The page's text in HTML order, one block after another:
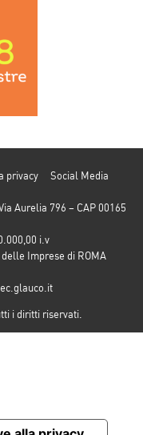
privacy
Social Media
Aurelia 796 – CAP 00165
i.v
Imprese di ROMA
i diritti riservati.